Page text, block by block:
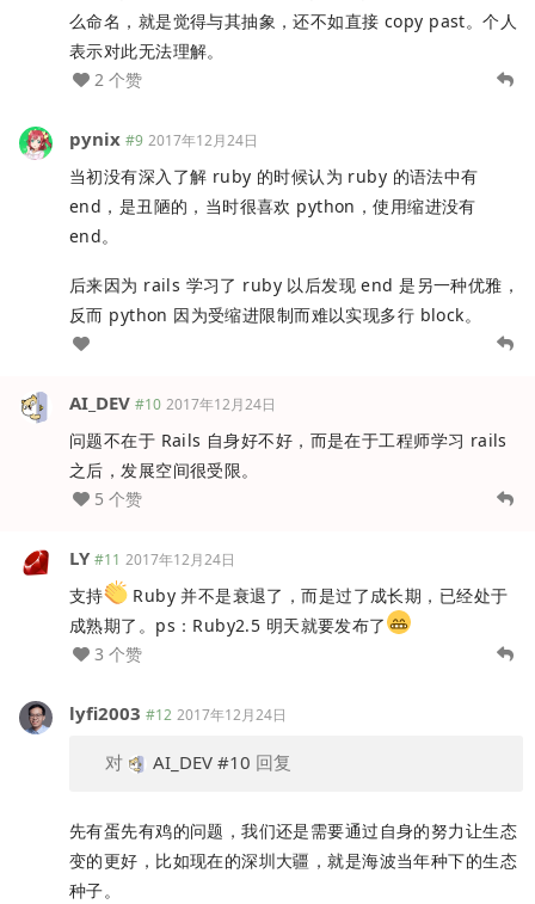
么命名，就是觉得与其抽象，还不如直接 copy past。个人
表示对此无法理解。
2 个赞
pynix #9 2017年12月24日
当初没有深入了解 ruby 的时候认为 ruby 的语法中有
end，是丑陋的，当时很喜欢 python，使用缩进没有
end。
后来因为 rails 学习了 ruby 以后发现 end 是另一种优雅，
反而 python 因为受缩进限制而难以实现多行 block。
AI_DEV #10 2017年12月24日
问题不在于 Rails 自身好不好，而是在于工程师学习 rails
之后，发展空间很受限。
5 个赞
LY #11 2017年12月24日
支持
Ruby 并不是衰退了，而是过了成长期，已经处于
成熟期了。ps：Ruby2.5 明天就要发布了
3 个赞
lyfi2003 #12 2017年12月24日
对 AI_DEV #10 回复
先有蛋先有鸡的问题，我们还是需要通过自身的努力让生态
变的更好，比如现在的深圳大疆，就是海波当年种下的生态
种子。